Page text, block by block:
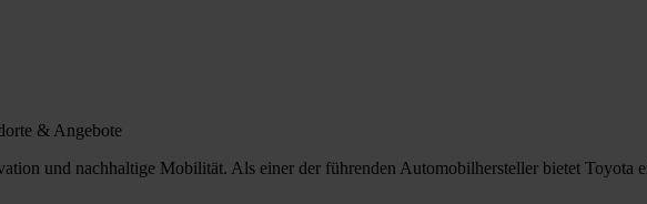
& Angebote
und nachhaltige Mobilität. Als einer der führenden Automobilhersteller bietet